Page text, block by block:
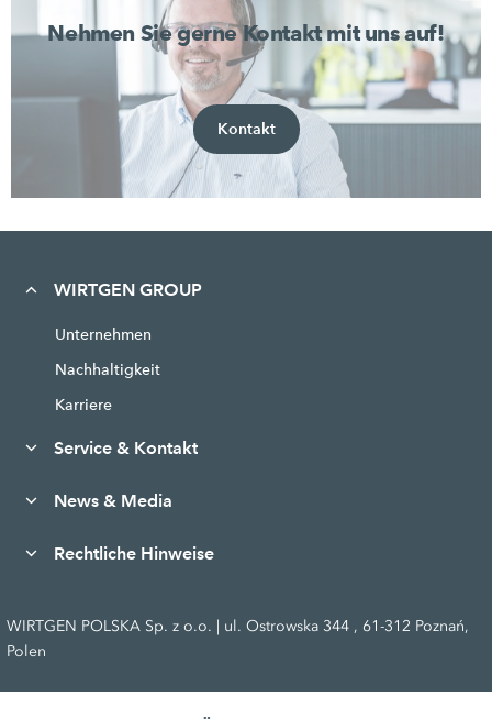
Nehmen Sie gerne Kontakt mit uns auf!
Kontakt
WIRTGEN GROUP
Unternehmen
Nachhaltigkeit
Karriere
Service & Kontakt
News & Media
Rechtliche Hinweise
WIRTGEN POLSKA Sp. z o.o. | ul. Ostrowska 344 , 61-312 Poznań,
Polen